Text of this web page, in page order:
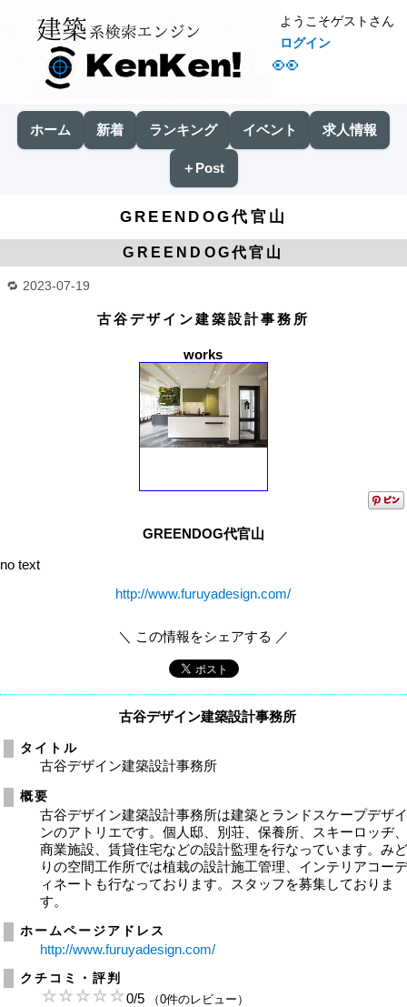
👀
ようこそゲストさん
ログイン
ホーム 新着 ランキング イベント 求人情報
＋Post
GREENDOG代官山
GREENDOG代官山
2023-07-19
古谷デザイン建築設計事務所
works
GREENDOG代官山
no text
http://www.furuyadesign.com/
＼ この情報をシェアする ／
古谷デザイン建築設計事務所
タイトル
古谷デザイン建築設計事務所
概要
古谷デザイン建築設計事務所は建築とランドスケープデザ
ンのアトリエです。個人邸、別荘、保養所、スキーロッヂ
商業施設、賃貸住宅などの設計監理を行なっています。み
りの空間工作所では植栽の設計施工管理、インテリアコー
ィネートも行なっております。スタッフを募集しておりま
す。
ホームページアドレス
http://www.furuyadesign.com/
クチコミ・評判
0/5 （0件のレビュー）